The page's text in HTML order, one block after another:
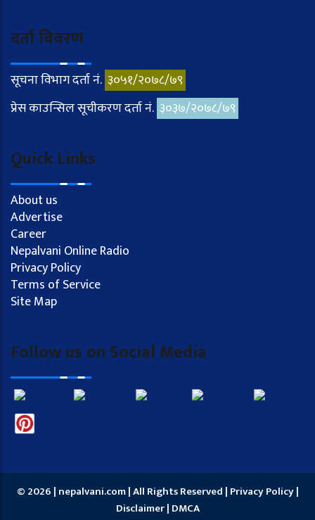
दर्ता विवरण
सूचना विभाग दर्ता नं. ३०५१/२०७८/७९
प्रेस काउन्सिल सूचीकरण दर्ता नं. ३०३७/२०७८/७९
Quick Links
About us
Advertise
Career
Nepalvani Online Radio
Privacy Policy
Terms of Service
Site Map
Follow us on Social Media
© 2026 | nepalvani.com | All Rights Reserved | Privacy Policy|
Disclaimer| DMCA